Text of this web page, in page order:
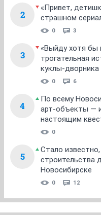
2
«Привет,
страшном
0 3
3
«Выйду хотя бы
трогательная
куклы-
0 6
4
По всему
арт-объекты —
настоящим
0
5
Стало
строительства
Новосибирске
0 12